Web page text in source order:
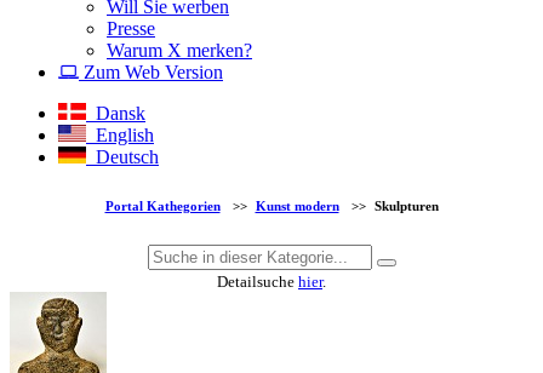
Will Sie werben
Presse
Warum X merken?
Zum Web Version
Dansk
English
Deutsch
Portal Kathegorien >> Kunst modern >> Skulpturen
Detailsuche hier.